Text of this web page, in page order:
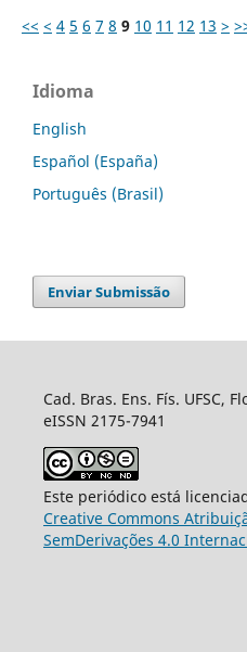
<< < 4 5 6 7 8 9 10 11 12 13 >
Idioma
English
Español (España)
Português (Brasil)
Enviar Submissão
Cad. Bras. Ens. Fís. UFSC,
eISSN 2175-7941
Este periódico está
Creative Commons
SemDerivações 4.0